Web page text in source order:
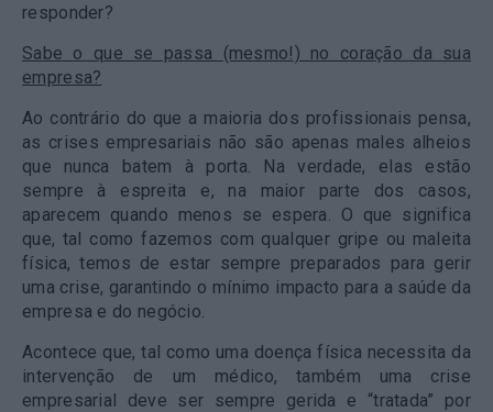
responder?
Sabe o que se passa (mesmo!) no coração da sua
empresa?
Ao contrário do que a maioria dos profissionais pensa,
as crises empresariais não são apenas males alheios
que nunca batem à porta. Na verdade, elas estão
sempre à espreita e, na maior parte dos casos,
aparecem quando menos se espera. O que significa
que, tal como fazemos com qualquer gripe ou maleita
física, temos de estar sempre preparados para gerir
uma crise, garantindo o mínimo impacto para a saúde da
empresa e do negócio.
Acontece que, tal como uma doença física necessita da
intervenção de um médico, também uma crise
empresarial deve ser sempre gerida e “tratada” por